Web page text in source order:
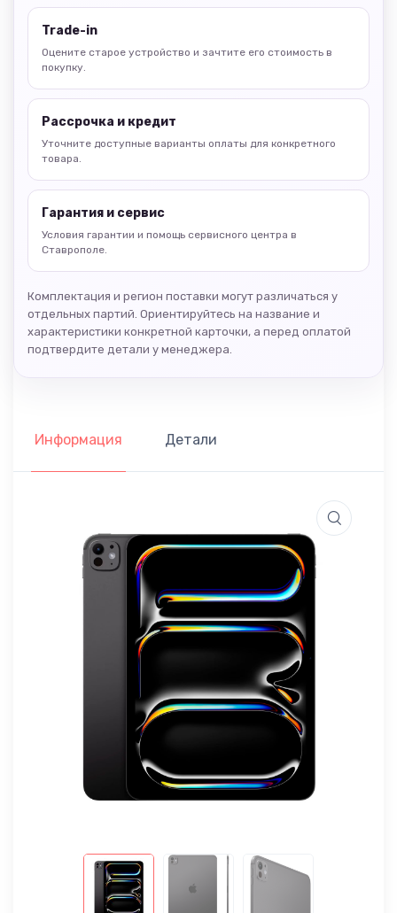
Trade-in
Оцените старое устройство и зачтите его стоимость в
покупку.
Рассрочка и кредит
Уточните доступные варианты оплаты для конкретного
товара.
Гарантия и сервис
Условия гарантии и помощь сервисного центра в
Ставрополе.
Комплектация и регион поставки могут различаться у
отдельных партий. Ориентируйтесь на название и
характеристики конкретной карточки, а перед оплатой
подтвердите детали у менеджера.
Информация Детали